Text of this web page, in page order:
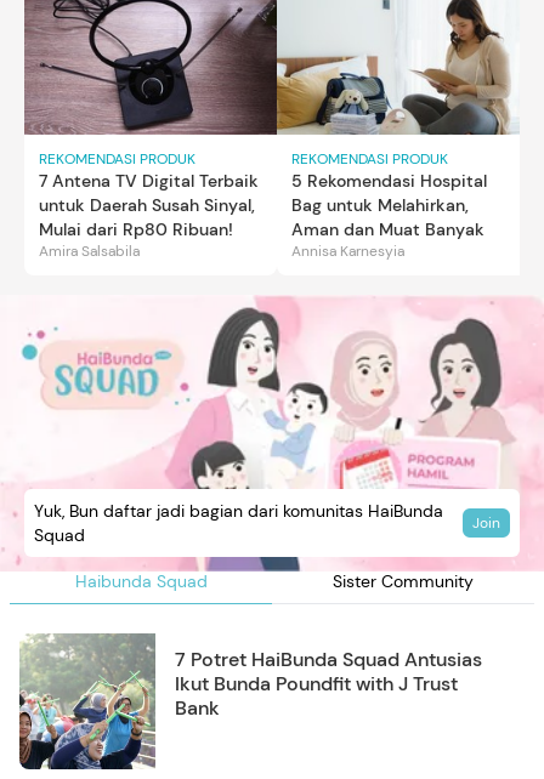
REKOMENDASI PRODUK
7 Antena TV Digital Terbaik
untuk Daerah Susah Sinyal,
Mulai dari Rp80 Ribuan!
Amira Salsabila
REKOMENDASI PRODUK
5 Rekomendasi Hospital
Bag untuk Melahirkan,
Aman dan Muat Banyak
Annisa Karnesyia
Haibunda Squad Sister Community
Yuk, Bun daftar jadi bagian dari komunitas HaiBunda
Squad
Join
7 Potret HaiBunda Squad Antusias
Ikut Bunda Poundfit with J Trust
Bank